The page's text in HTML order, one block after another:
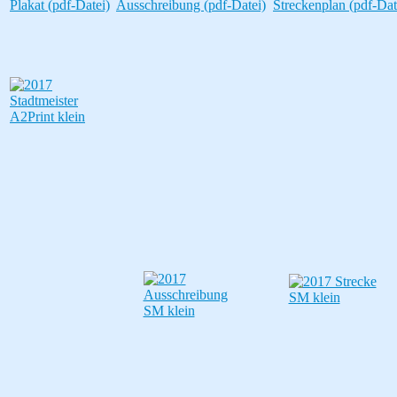
Plakat (pdf-Datei) Ausschreibung (pdf-Datei) Streckenplan (pdf-